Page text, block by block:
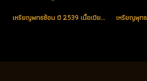
เหรียญพทธซ้อน ปี 2539 เนื้อเปียกทองพ่นทราย ตอกโค้ด แจกกรรมการ หายากสุด องค์ที่ 1 (โทรถาม)